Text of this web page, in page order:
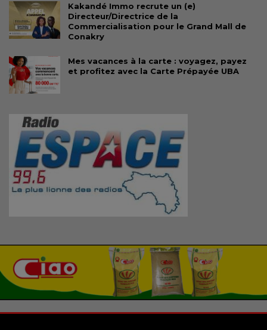
Kakandé Immo recrute un (e)
Directeur/Directrice de la
Commercialisation pour le Grand Mall de
Conakry
Mes vacances à la carte : voyagez, payez
et profitez avec la Carte Prépayée UBA